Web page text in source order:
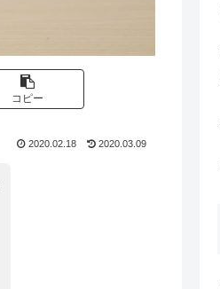
コピー
2020.02.18 2020.03.09